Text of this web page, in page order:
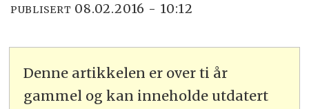
PUBLISERT 08.02.2016 - 10:12
Denne artikkelen er over ti år
gammel og kan inneholde utdatert